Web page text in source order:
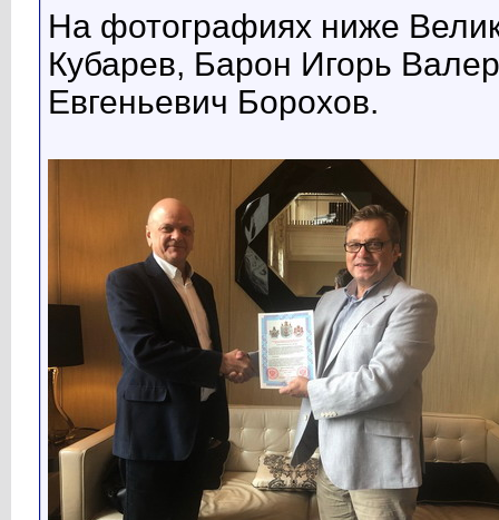
На фотографиях ниже
Кубарев, Барон Игорь
Евгеньевич Борохов.